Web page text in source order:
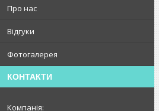
Про нас
Відгуки
Фотогалерея
КОНТАКТИ